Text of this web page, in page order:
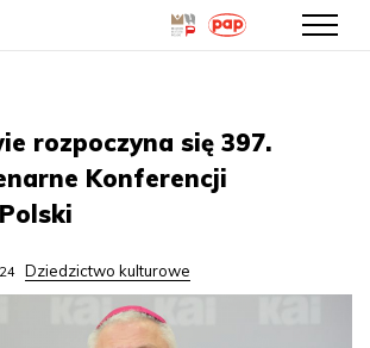
treści
rozpoczyna się 397.
Konferencji
Dziedzictwo kulturowe